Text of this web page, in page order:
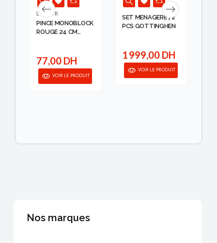
LACOR
PINCE MONOBLOCK
ROUGE 24 CM
77,00 DH
VOIR LE PRODUIT
SET MENAGERE 72
PCS GOTTINGHEN
1 999,00 DH
VOIR LE PRODUIT
Nos marques